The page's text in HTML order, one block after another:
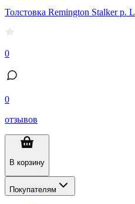
Толстовка Remington Stalker р. L
0
0
отзывов
В корзину
Покупателям